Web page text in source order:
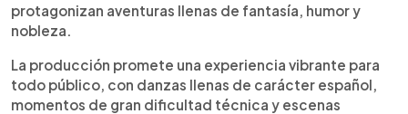
protagonizan aventuras llenas de fantasía, humor y
nobleza.
La producción promete una experiencia vibrante para
todo público, con danzas llenas de carácter español,
momentos de gran dificultad técnica y escenas